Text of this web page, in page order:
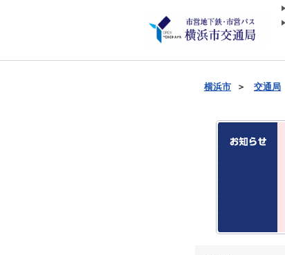
横浜市 ＞ 交通局